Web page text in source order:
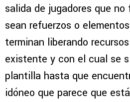
salida de jugadores que no
sean refuerzos o
terminan liberando
existente y con el cual se
plantilla hasta que
idóneo que parece que